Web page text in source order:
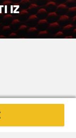
IZ
pravnog